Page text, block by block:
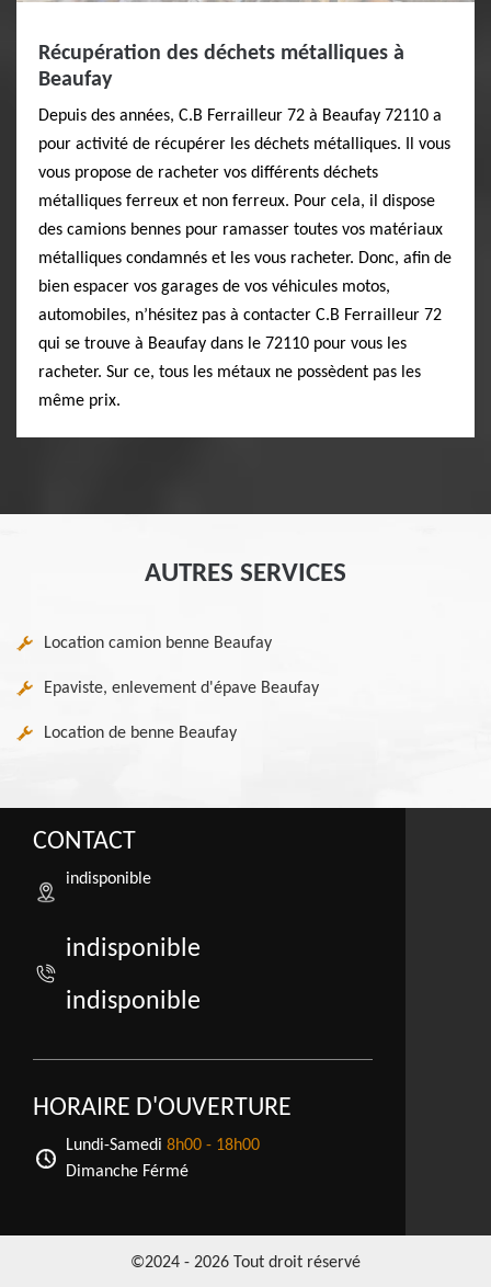
Récupération des déchets métalliques à
Beaufay
Depuis des années, C.B Ferrailleur 72 à Beaufay 72110 a
pour activité de récupérer les déchets métalliques. Il vous
vous propose de racheter vos différents déchets
métalliques ferreux et non ferreux. Pour cela, il dispose
des camions bennes pour ramasser toutes vos matériaux
métalliques condamnés et les vous racheter. Donc, afin de
bien espacer vos garages de vos véhicules motos,
automobiles, n’hésitez pas à contacter C.B Ferrailleur 72
qui se trouve à Beaufay dans le 72110 pour vous les
racheter. Sur ce, tous les métaux ne possèdent pas les
même prix.
AUTRES SERVICES
Location camion benne Beaufay
Epaviste, enlevement d'épave Beaufay
Location de benne Beaufay
CONTACT
indisponible
indisponible
indisponible
HORAIRE D'OUVERTURE
Lundi-Samedi 8h00 - 18h00
Dimanche Férmé
©2024 - 2026 Tout droit réservé